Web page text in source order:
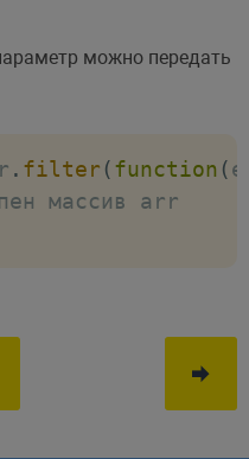
можно передать
. filter (function (